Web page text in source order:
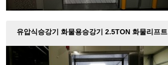
유압식승강기 화물용승강기 2.5TON 화물리프트
제작설…